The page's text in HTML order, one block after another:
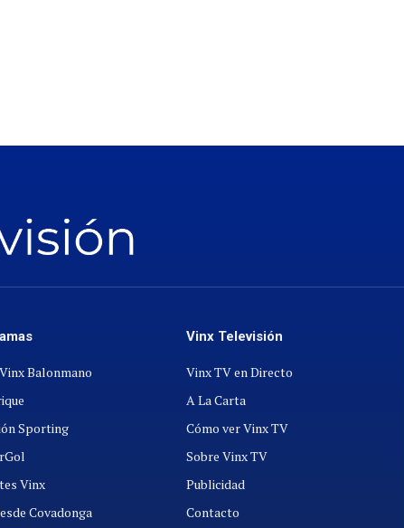
Balonmano
Sporting
Vinx
Covadonga
Vinx Televisión
Vinx TV en Directo
A La Carta
Cómo ver Vinx TV
Sobre Vinx TV
Publicidad
Contacto